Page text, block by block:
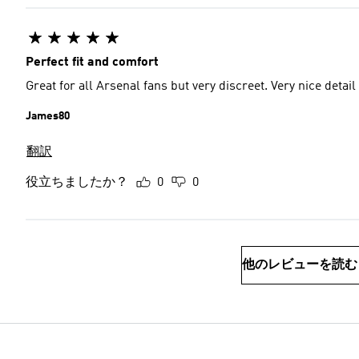
Perfect fit and comfort
Great for all Arsenal fans but very discreet. Very nice detail
James80
翻訳
役立ちましたか？ 0 0
他のレビューを読む